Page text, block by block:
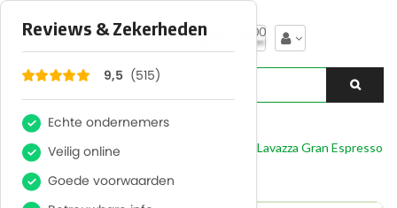
00
TERUG Home
Lavazza Gran Espresso
koffiebonen 1kg